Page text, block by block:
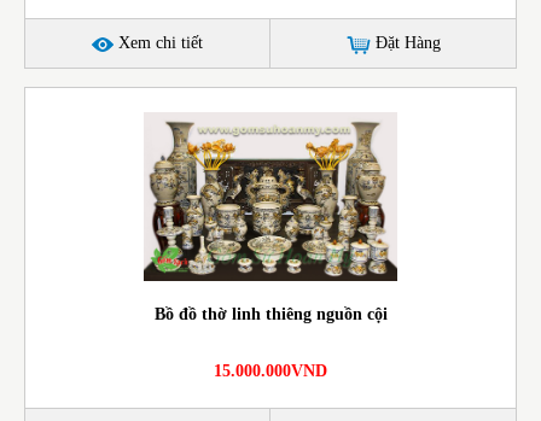
Xem chi tiết Đặt Hàng
Bồ đồ thờ linh thiêng nguồn cội
15.000.000VND